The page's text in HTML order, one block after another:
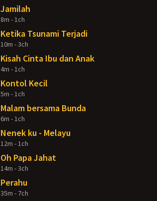
Jamilah
8m - 1ch
Ketika Tsunami Terjadi
10m - 3ch
Kisah Cinta Ibu dan Anak
4m - 1ch
Kontol Kecil
5m - 1ch
Malam bersama Bunda
6m - 1ch
Nenek ku - Melayu
12m - 1ch
Oh Papa Jahat
14m - 3ch
Perahu
35m - 7ch